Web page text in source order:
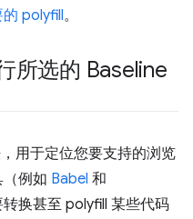
polyfill。
所选的 Baseline
用于定位您要支持的浏览
例如 Babel 和
换甚至 polyfill 某些代码